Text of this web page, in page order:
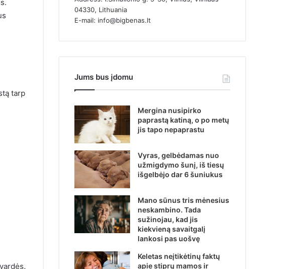
tarp
04330, Lithuania
E-mail: info@bigbenas.lt
Jums bus įdomu
Mergina nusipirko
paprastą katiną, o po metų
jis tapo nepaprastu
Vyras, gelbėdamas nuo
užmigdymo šunį, iš tiesų
išgelbėjo dar 6 šuniukus
Mano sūnus tris mėnesius
neskambino. Tada
sužinojau, kad jis
kiekvieną savaitgalį
lankosi pas uošvę
Keletas neįtikėtinų faktų
apie stiprų mamos ir